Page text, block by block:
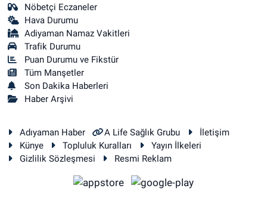
Nöbetçi Eczaneler
Hava Durumu
Adiyaman Namaz Vakitleri
Trafik Durumu
Puan Durumu ve Fikstür
Tüm Manşetler
Son Dakika Haberleri
Haber Arşivi
Adıyaman Haber A Life Sağlık Grubu
İletişim
Künye
Topluluk Kuralları
Yayın İlkeleri
Gizlilik Sözleşmesi
Resmi Reklam